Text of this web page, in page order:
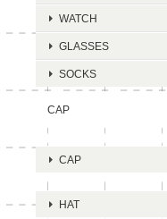
WATCH
GLASSES
SOCKS
CAP
CAP
HAT